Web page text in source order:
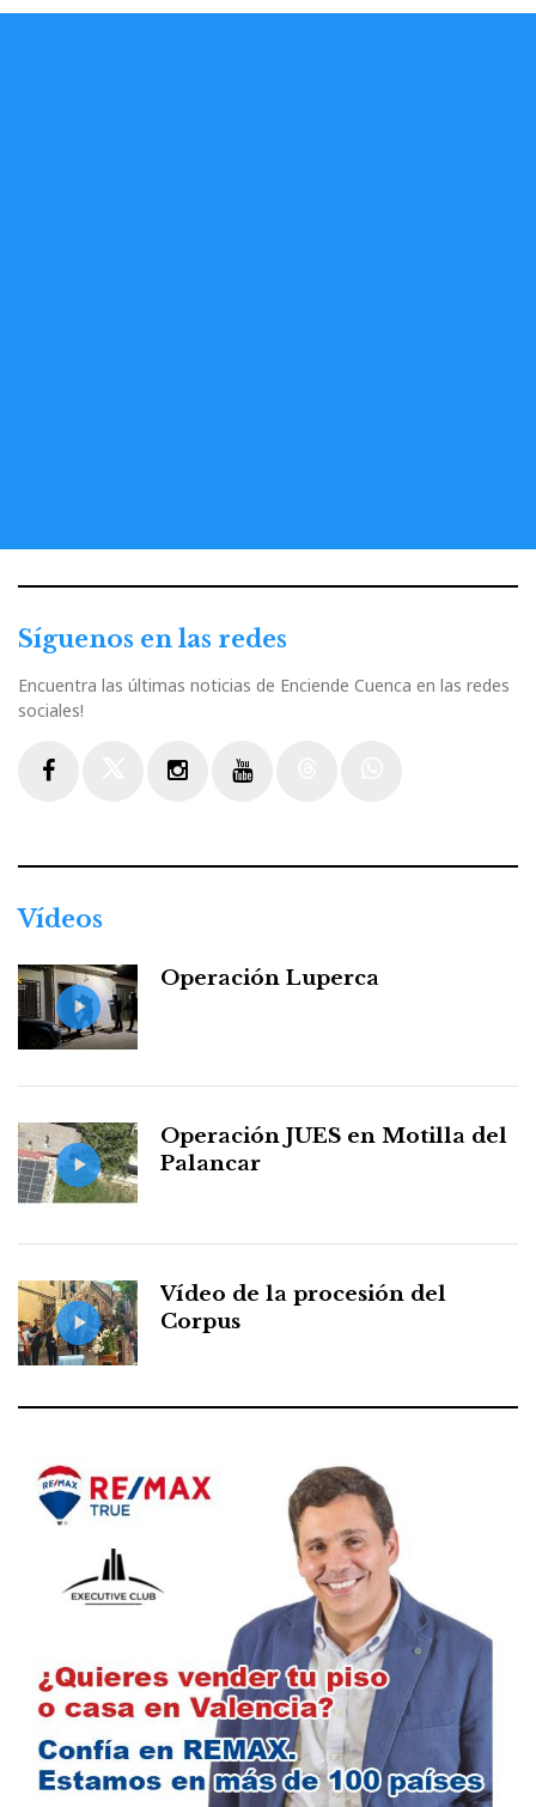
Síguenos en las redes
Encuentra las últimas noticias de Enciende Cuenca en las redes
sociales!
Vídeos
Operación Luperca
Operación JUES en Motilla del
Palancar
Vídeo de la procesión del
Corpus